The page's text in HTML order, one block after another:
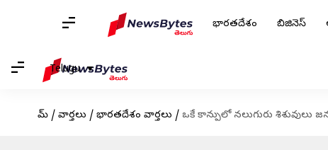
భారతదేశం బిజినెస్
Telugu
హోమ్ / వార్తలు / భారతదేశం వార్తలు / ఒకే కాన్పులో నలుగురు